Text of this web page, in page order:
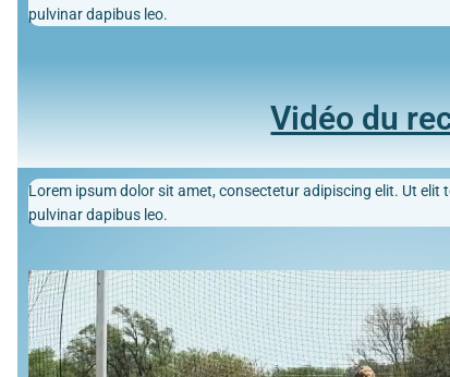
pulvinar dapibus leo.
Vidéo du
Lorem ipsum dolor sit amet, consectetur adipiscing elit. Ut elit
pulvinar dapibus leo.